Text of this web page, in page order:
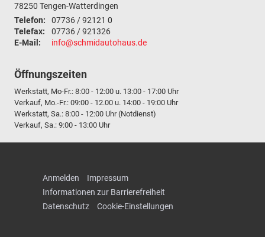
78250 Tengen-Watterdingen
Telefon:
07736 / 92121 0
Telefax:
07736 / 921326
E-Mail:
info@schmidautohaus.de
Öffnungszeiten
Werkstatt, Mo-Fr.: 8:00 - 12:00 u. 13:00 - 17:00 Uhr
Verkauf, Mo.-Fr.: 09:00 - 12.00 u. 14:00 - 19:00 Uhr
Werkstatt, Sa.: 8:00 - 12:00 Uhr (Notdienst)
Verkauf, Sa.: 9:00 - 13:00 Uhr
Anmelden
Impressum
Informationen zur Barrierefreiheit
Datenschutz
Cookie-Einstellungen